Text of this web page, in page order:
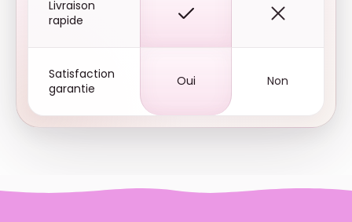
Livraison
rapide
Satisfaction
garantie
Oui Non